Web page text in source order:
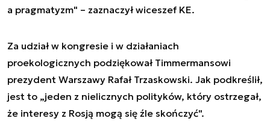
a pragmatyzm" – zaznaczył wiceszef KE.
Za udział w kongresie i w działaniach
proekologicznych podziękował Timmermansowi
prezydent Warszawy Rafał Trzaskowski. Jak podkreślił,
jest to „jeden z nielicznych polityków, który ostrzegał,
że interesy z Rosją mogą się źle skończyć".